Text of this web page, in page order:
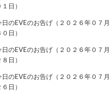
１日）
日のEVEのお告げ（２０２６年０７月
０日）
日のEVEのお告げ（２０２６年０７月
８日）
日のEVEのお告げ（２０２６年０７月
６日）